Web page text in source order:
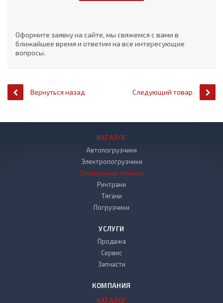
Оформите заявку на сайте, мы свяжемся с вами в
ближайшее время и ответим на все интересующие
вопросы.
Вернуться назад Следующий товар
КАТАЛОГ
Автопогрузчики
Электропогрузчики
Специальная техника
Ричтраки
Тягачи
Погрузчики
УСЛУГИ
Продажа
Сервис
Запчасти
КОМПАНИЯ
КАТАЛОГ